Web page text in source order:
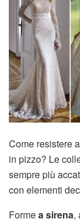
Come resistere
in pizzo? Le
sempre più
con elementi
Formea sirena,